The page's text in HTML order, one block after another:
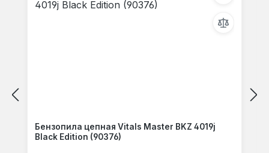
Бензопила цепная Vitals Master BKZ 4019j
Black Edition (90376)